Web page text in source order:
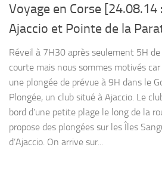
Voyage en Corse [24.08.14
Ajaccio et Pointe de la
Réveil à 7H30 après seulement 5H
courte mais nous sommes motivés
une plongée de prévue à 9H dans le
Plongée, un club situé à Ajaccio. Le
bord d’une petite plage le long de la
propose des plongées sur les Îles
d’Ajaccio. On arrive sur...